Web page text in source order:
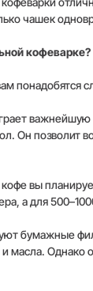
чашек
кофеварке?
понадобятся
Он позволит
вы
а для
бумажные
масла. Однако